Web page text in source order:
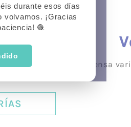
durante esos días
volvamos. ¡Gracias
🧶
contamos con una extensa